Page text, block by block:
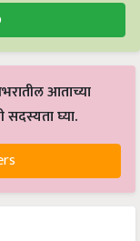
आताच्या
घ्या.